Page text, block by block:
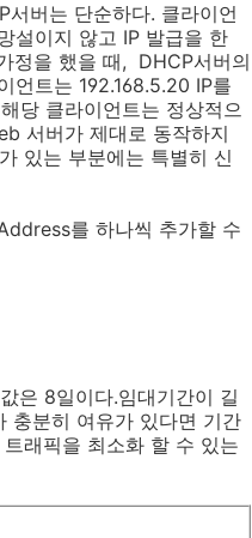
서버는 단순하다. 클라이언
설이지 않고 IP 발급을 한
정을 했을 때, DHCP서버의
언트는 192.168.5.20 IP를
당 클라이언트는 정상적으
서버가 제대로 동작하지
있는 부분에는 특별히 신
를 하나씩 추가할 수
은 8일이다.임대기간이 길
충분히 여유가 있다면 기간
래픽을 최소화 할 수 있는